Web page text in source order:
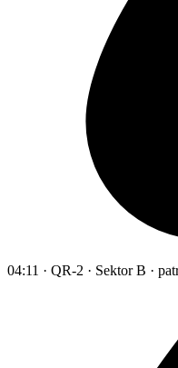
04:11 · QR-2 · Sektor B ·